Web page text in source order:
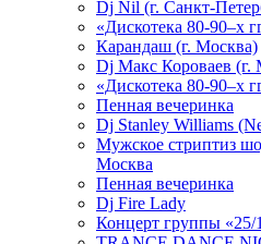
Dj Nil (г. Санкт-
«Дискотека 80-90–х
Карандаш (г. Москва)
Dj Макс Короваев (г.
«Дискотека 80-90–х
Пенная вечеринка
Dj Stanley Williams
Мужское стриптиз
Москва
Пенная вечеринка
Dj Fire Lady
Концерт группы «25/